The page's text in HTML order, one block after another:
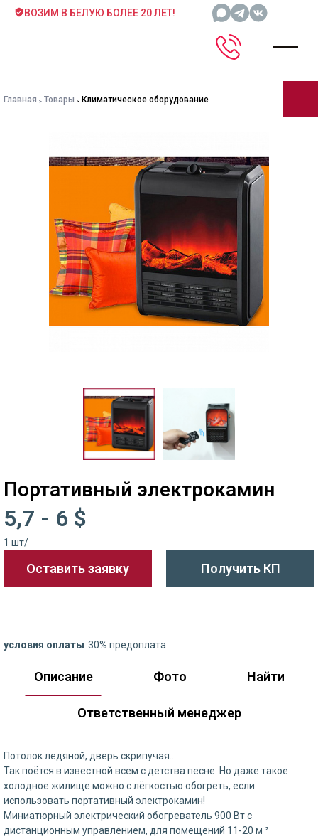
ВОЗИМ В БЕЛУЮ БОЛЕЕ 20 ЛЕТ!
Главная Товары Климатическое оборудование
Портативный электрокамин
5,7 - 6 $
1 шт/
Оставить заявку Получить КП
условия оплаты 30% предоплата
Описание Фото Найти
Ответственный менеджер
Потолок ледяной, дверь скрипучая…
Так поётся в известной всем с детства песне. Но даже такое
холодное жилище можно с лёгкостью обогреть, если
использовать портативный электрокамин!
Миниатюрный электрический обогреватель 900 Вт с
дистанционным управлением, для помещений 11-20 м ²